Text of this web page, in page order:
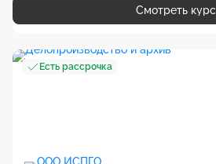
Смотреть курс
Есть рассрочка